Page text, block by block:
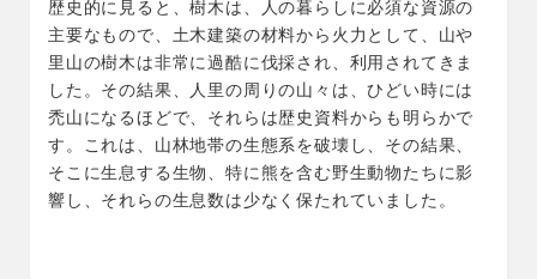
歴史的に見ると、樹木は、人の暮らしに必須な資源の
主要なもので、土木建築の材料から火力として、山や
里山の樹木は非常に過酷に伐採され、利用されてきま
した。その結果、人里の周りの山々は、ひどい時には
禿山になるほどで、それらは歴史資料からも明らかで
す。これは、山林地帯の生態系を破壊し、その結果、
そこに生息する生物、特に熊を含む野生動物たちに影
響し、それらの生息数は少なく保たれていました。